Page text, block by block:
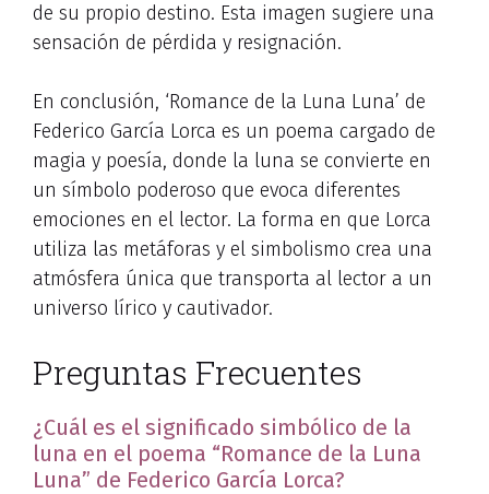
de su propio destino. Esta imagen sugiere una
sensación de pérdida y resignación.
En conclusión, ‘Romance de la Luna Luna’ de
Federico García Lorca es un poema cargado de
magia y poesía, donde la luna se convierte en
un símbolo poderoso que evoca diferentes
emociones en el lector. La forma en que Lorca
utiliza las metáforas y el simbolismo crea una
atmósfera única que transporta al lector a un
universo lírico y cautivador.
Preguntas Frecuentes
¿Cuál es el significado simbólico de la
luna en el poema “Romance de la Luna
Luna” de Federico García Lorca?